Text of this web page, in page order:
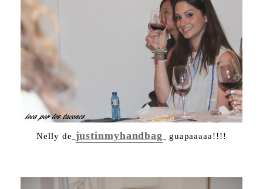
Nelly de justinmyhandbag guapaaaaa!!!!